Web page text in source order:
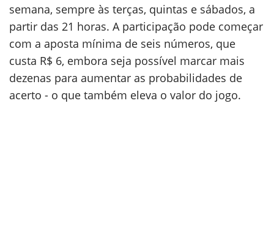
semana, sempre às terças, quintas e sábados, a
partir das 21 horas. A participação pode começar
com a aposta mínima de seis números, que
custa R$ 6, embora seja possível marcar mais
dezenas para aumentar as probabilidades de
acerto - o que também eleva o valor do jogo.